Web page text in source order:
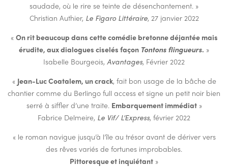
saudade, où le rire se teinte de désenchantement. »
Christian Authier, Le Figaro Littéraire, 27 janvier 2022
« On rit beaucoup dans cette comédie bretonne déjantée mais
érudite, aux dialogues ciselés façon Tontons flingueurs. »
Isabelle Bourgeois, Avantages, Février 2022
« Jean-Luc Coatalem, un crack, fait bon usage de la bâche de
chantier comme du Berlingo full access et signe un petit noir bien
serré à siffler d’une traite. Embarquement immédiat»
Fabrice Delmeire, Le Vif/ L’Express, février 2022
« le roman navigue jusqu’à l’île au trésor avant de dériver vers
des rêves variés de fortunes improbables.
Pittoresque et inquiétant »